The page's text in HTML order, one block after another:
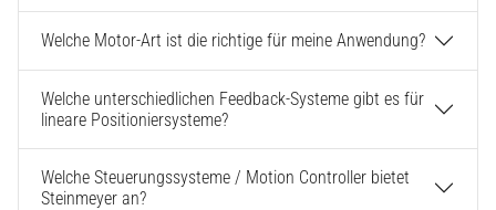
Welche Motor-Art ist die richtige für meine Anwendung?
Welche unterschiedlichen Feedback-Systeme gibt es für
lineare Positioniersysteme?
Welche Steuerungssysteme / Motion Controller bietet
Steinmeyer an?